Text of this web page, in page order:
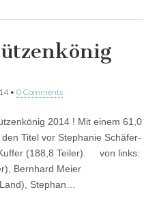
• 0 Comments
2014 ! Mit einem 61,0
Titel vor Stephanie Schäfer-
(188,8 Teiler). von links:
Bernhard Meier
Stephan…